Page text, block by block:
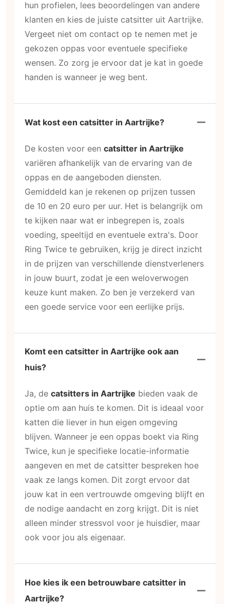
hun profielen, lees beoordelingen van andere
klanten en kies de juiste catsitter uit Aartrijke.
Vergeet niet om contact op te nemen met je
gekozen oppas voor eventuele specifieke
wensen. Zo zorg je ervoor dat je kat in goede
handen is wanneer je weg bent.
Wat kost een catsitter in Aartrijke?
De kosten voor een catsitter in Aartrijke
variëren afhankelijk van de ervaring van de
oppas en de aangeboden diensten.
Gemiddeld kan je rekenen op prijzen tussen
de 10 en 20 euro per uur. Het is belangrijk om
te kijken naar wat er inbegrepen is, zoals
voeding, speeltijd en eventuele extra's. Door
Ring Twice te gebruiken, krijg je direct inzicht
in de prijzen van verschillende dienstverleners
in jouw buurt, zodat je een weloverwogen
keuze kunt maken. Zo ben je verzekerd van
een goede service voor een eerlijke prijs.
Komt een catsitter in Aartrijke ook aan
huis?
Ja, de catsitters in Aartrijke bieden vaak de
optie om aan huis te komen. Dit is ideaal voor
katten die liever in hun eigen omgeving
blijven. Wanneer je een oppas boekt via Ring
Twice, kun je specifieke locatie-informatie
aangeven en met de catsitter bespreken hoe
vaak ze langs komen. Dit zorgt ervoor dat
jouw kat in een vertrouwde omgeving blijft en
de nodige aandacht en zorg krijgt. Dit is niet
alleen minder stressvol voor je huisdier, maar
ook voor jou als eigenaar.
Hoe kies ik een betrouwbare catsitter in
Aartrijke?